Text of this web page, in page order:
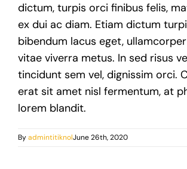
dictum, turpis orci finibus felis,
ex dui ac diam. Etiam dictum
bibendum lacus eget,
vitae viverra metus. In sed risus
tincidunt sem vel, dignissim orci.
erat sit amet nisl fermentum, at
lorem blandit.
ByadmintitiknolJune 26th, 2020